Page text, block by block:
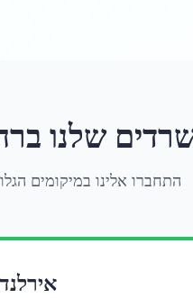
שלנו
התחברו אלינו במיקומים
אירלנד